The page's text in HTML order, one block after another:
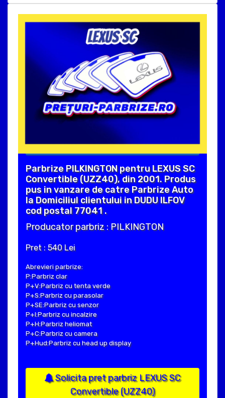
Parbrize PILKINGTON pentru LEXUS SC
Convertible (UZZ40), din 2001. Produs
pus in vanzare de catre Parbrize Auto
la Domiciliul clientului in DUDU ILFOV
cod postal 77041 .
Producator parbriz : PILKINGTON
Pret : 540 Lei
Abrevieri parbrize:
P:Parbriz clar
P+V:Parbriz cu tenta verde
P+S:Parbriz cu parasolar
P+SE:Parbriz cu senzor
P+I:Parbriz cu incalzire
P+H:Parbriz heliomat
P+C:Parbriz cu camera
P+Hud:Parbriz cu head up display
Solicita pret parbriz LEXUS SC
Convertible (UZZ40)